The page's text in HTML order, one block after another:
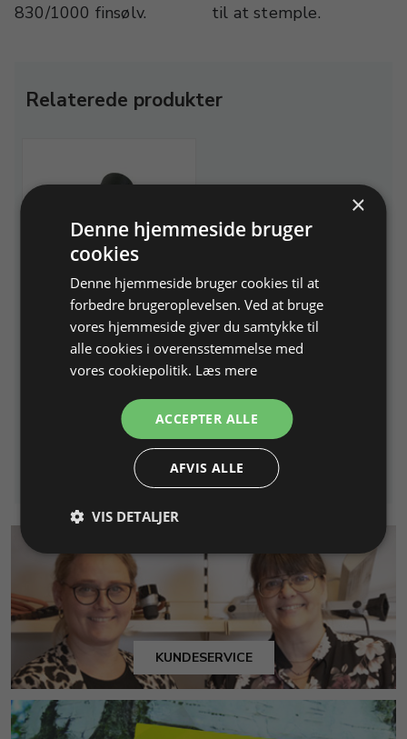
830/1000 finsølv. til at stemple.
Relaterede produkter
925 lødighedstempel til
stempeltang, H 0,75 mm.
Tilbehør til varenr. 216120 og
Varenr. 216131 På lager
Læg i kurv
KUNDESERVICE
×
Denne hjemmeside bruger
cookies
Denne hjemmeside bruger cookies til at
forbedre brugeroplevelsen. Ved at bruge
vores hjemmeside giver du samtykke til
alle cookies i overensstemmelse med
vores cookiepolitik. Læs mere
ACCEPTER ALLE
AFVIS ALLE
VIS DETALJER